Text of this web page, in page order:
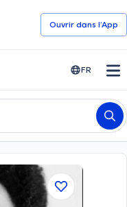
Ouvrir dans l’App
FR